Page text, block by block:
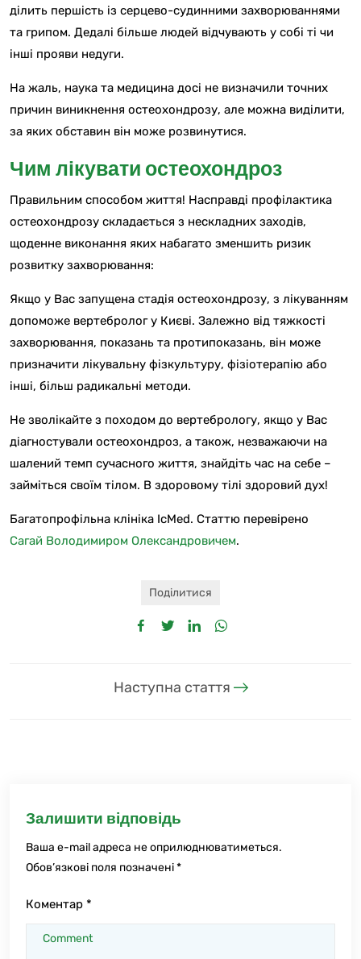
ділить першість із серцево-судинними захворюваннями
та грипом. Дедалі більше людей відчувають у собі ті чи
інші прояви недуги.
На жаль, наука та медицина досі не визначили точних
причин виникнення остеохондрозу, але можна виділити,
за яких обставин він може розвинутися.
Чим лікувати остеохондроз
Правильним способом життя! Насправді профілактика
остеохондрозу складається з нескладних заходів,
щоденне виконання яких набагато зменшить ризик
розвитку захворювання:
Якщо у Вас запущена стадія остеохондрозу, з лікуванням
допоможе вертебролог у Києві. Залежно від тяжкості
захворювання, показань та протипоказань, він може
призначити лікувальну фізкультуру, фізіотерапію або
інші, більш радикальні методи.
Не зволікайте з походом до вертебрологу, якщо у Вас
діагностували остеохондроз, а також, незважаючи на
шалений темп сучасного життя, знайдіть час на себе –
займіться своїм тілом. В здоровому тілі здоровий дух!
Багатопрофільна клініка IcMed. Статтю перевірено
Сагай Володимиром Олександровичем.
Поділитися
Наступна стаття
Залишити відповідь
Ваша e-mail адреса не оприлюднюватиметься.
Обов’язкові поля позначені*
Коментар *